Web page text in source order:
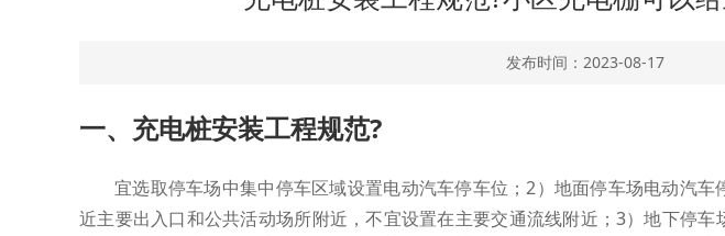
发布时间： 2023-08-17
一、充电桩安装工程规范?
宜选取停车场中集中停车区域设置电动汽车停车位；2）地面停车场电动汽
近主要出入口和公共活动场所附近，不宜设置在主要交通流线附近；3）地下停